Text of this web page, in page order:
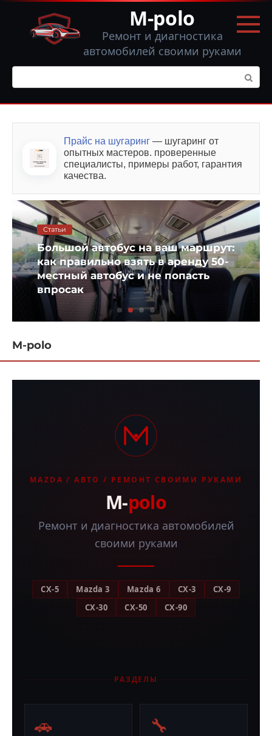
Перейти
контенту
M-polo
Ремонт и диагностика
автомобилей своими руками
Поиск:
Прайс на шугаринг — шугаринг от
опытных мастеров. проверенные
специалисты, примеры работ, гарантия
качества.
Статьи
Коверлок Merrylock 0115A:
практичный помощник на
домашней швейной мастерской
M-polo
MAZDA / АВТО / РЕМОНТ СВОИМИ РУКАМИ
M-polo
Ремонт и диагностика автомобилей
своими руками
CX-5 Mazda 3 Mazda 6 CX-3
CX-9
CX-30
CX-50 CX-90
РАЗДЕЛЫ
🚗 🔧